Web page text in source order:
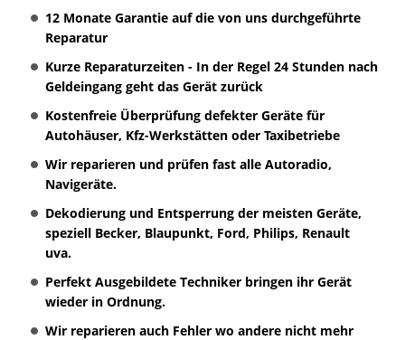
12 Monate Garantie auf die von uns durchgeführte
Reparatur
Kurze Reparaturzeiten - In der Regel 24 Stunden nach
Geldeingang geht das Gerät zurück
Kostenfreie Überprüfung defekter Geräte für
Autohäuser, Kfz-Werkstätten oder Taxibetriebe
Wir reparieren und prüfen fast alle Autoradio,
Navigeräte.
Dekodierung und Entsperrung der meisten Geräte,
speziell Becker, Blaupunkt, Ford, Philips, Renault
uva.
Perfekt Ausgebildete Techniker bringen ihr Gerät
wieder in Ordnung.
Wir reparieren auch Fehler wo andere nicht mehr